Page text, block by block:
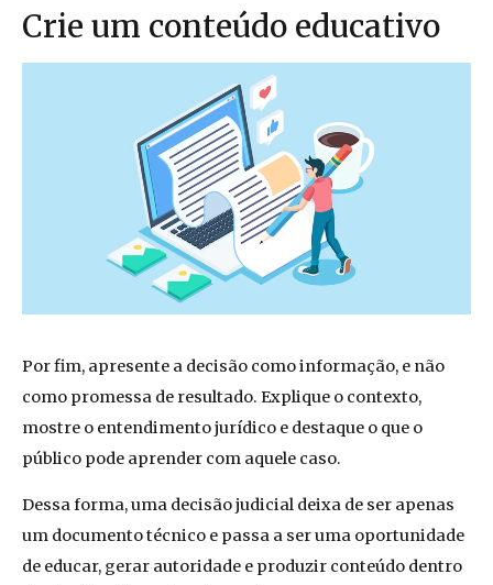
Crie um conteúdo educativo
Por fim, apresente a decisão como informação, e não
como promessa de resultado. Explique o contexto,
mostre o entendimento jurídico e destaque o que o
público pode aprender com aquele caso.
Dessa forma, uma decisão judicial deixa de ser apenas
um documento técnico e passa a ser uma oportunidade
de educar, gerar autoridade e produzir conteúdo dentro